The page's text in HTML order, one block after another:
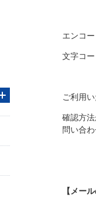
エンコ
文字コ
ご利用
確認方
問い合わ
【メー